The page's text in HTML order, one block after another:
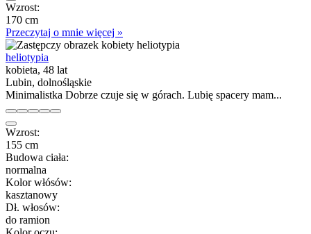
Wzrost:
170 cm
Przeczytaj o mnie więcej »
heliotypia
kobieta, 48 lat
Lubin, dolnośląskie
Minimalistka Dobrze czuje się w górach. Lubię spacery mam...
Wzrost:
155 cm
Budowa ciała:
normalna
Kolor włósów:
kasztanowy
Dł. włosów:
do ramion